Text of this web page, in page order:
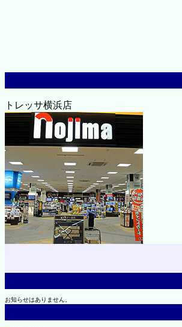
トレッサ横浜店
お知らせはありません。